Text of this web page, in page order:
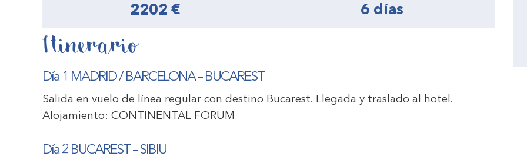
2202 € 6 días
Itinerario
Día 1 MADRID / BARCELONA – BUCAREST
Salida en vuelo de línea regular con destino Bucarest. Llegada y traslado al hotel.
Alojamiento: CONTINENTAL FORUM
Día 2 BUCAREST – SIBIU